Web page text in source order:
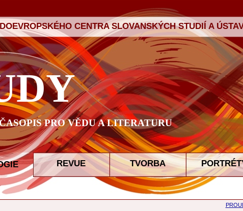
CENTRA SLOVANSKÝCH STUDIÍ A
PRO VĚDU A LITERATURU
REVUE TVORBA